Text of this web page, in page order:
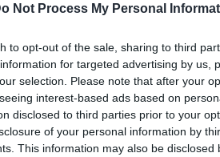
Not Process My Personal
to opt-out of the sale, sharing to third
for targeted advertising by us,
selection. Please note that after your
interest-based ads based on
disclosed to third parties prior to your
of your personal information by
This information may also be